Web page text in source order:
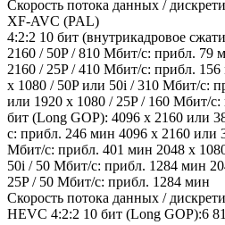
Скорость потока данных /
XF-AVC (PAL)
4:2:2 10 бит (внутрикадровое
2160 / 50P / 810 Мбит/с: прибл. 79
2160 / 25P / 410 Мбит/с: прибл.
x 1080 / 50P или 50i / 310 Мбит/с:
или 1920 x 1080 / 25P / 160 Мбит/
бит (Long GOP): 4096 x 2160 или
с: прибл. 246 мин 4096 x 2160 или
Мбит/с: прибл. 401 мин 2048 x
50i / 50 Мбит/с: прибл. 1284 мин
25P / 50 Мбит/с: прибл. 1284 мин
Скорость потока данных /
HEVC 4:2:2 10 бит (Long GOP):6